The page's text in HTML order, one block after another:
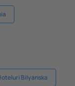
Bilyanska